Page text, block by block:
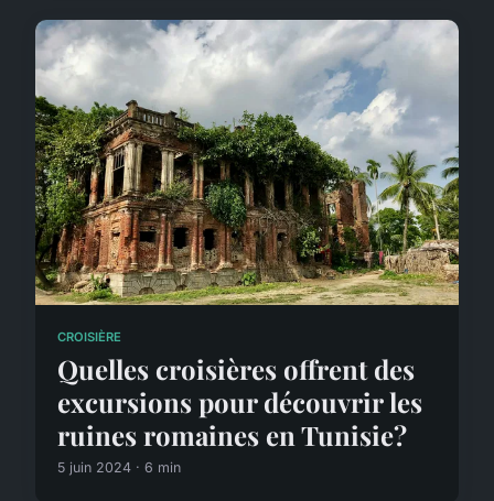
CROISIÈRE
Quelles croisières offrent des
excursions pour découvrir les
ruines romaines en Tunisie?
5 juin 2024 · 6 min